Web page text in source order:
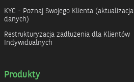
KYC - Poznaj Swojego Klienta (aktualizacja
danych)
Restrukturyzacja zadłużenia dla Klientów
Indywidualnych
Produkty